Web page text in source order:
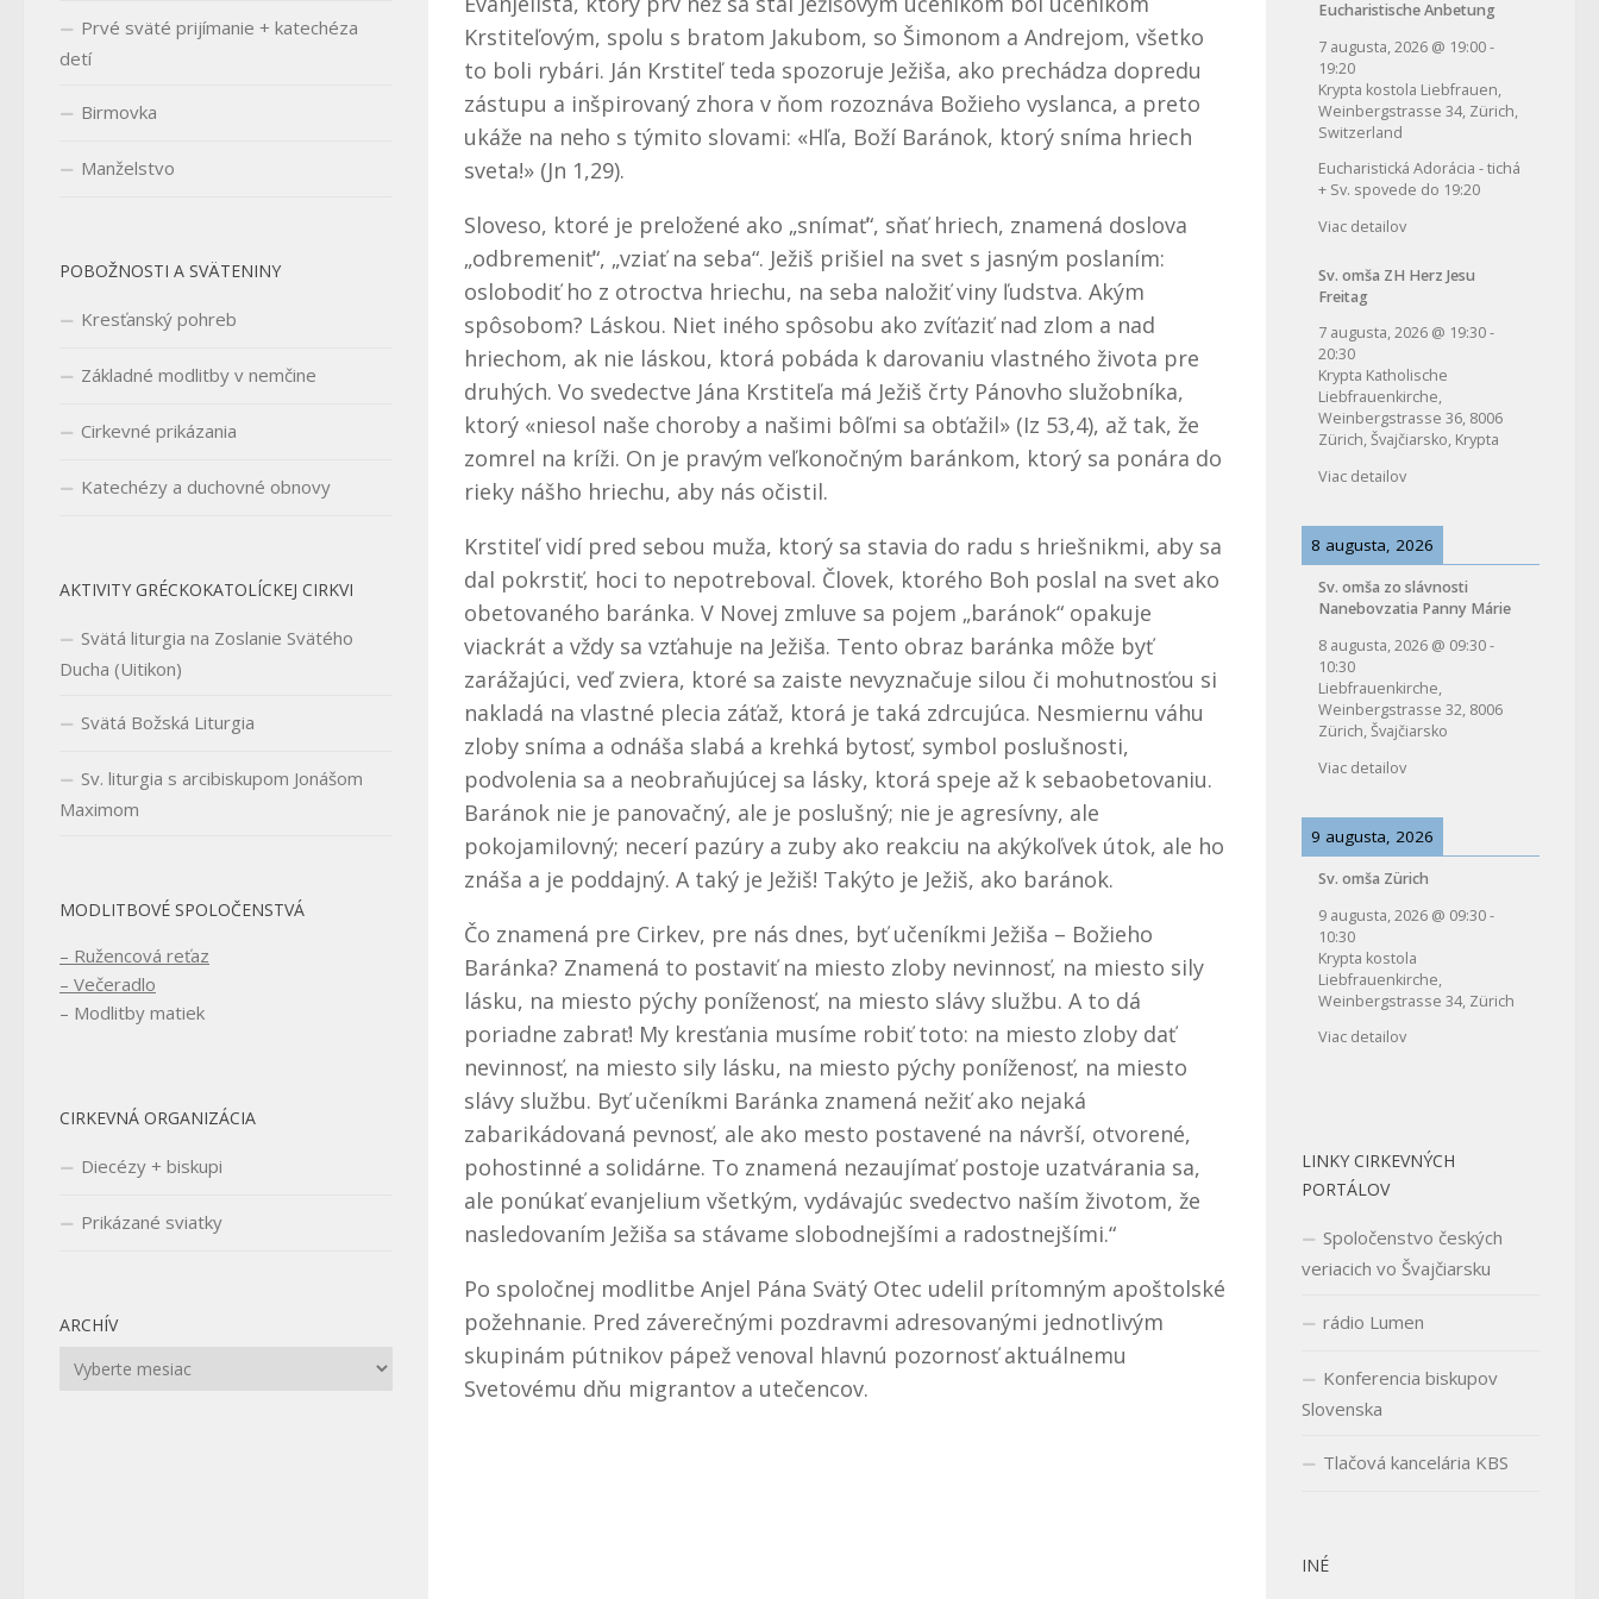
Krstiteľovým, spolu s bratom Jakubom, so Šimonom a Andrejom, všetko
to boli rybári. Ján Krstiteľ teda spozoruje Ježiša, ako prechádza dopredu
zástupu a inšpirovaný zhora v ňom rozoznáva Božieho vyslanca, a preto
ukáže na neho s týmito slovami: «Hľa, Boží Baránok, ktorý sníma hriech
sveta!» (Jn 1,29).
Sloveso, ktoré je preložené ako „snímať“, sňať hriech, znamená doslova
„odbremeniť“, „vziať na seba“. Ježiš prišiel na svet s jasným poslaním:
oslobodiť ho z otroctva hriechu, na seba naložiť viny ľudstva. Akým
spôsobom? Láskou. Niet iného spôsobu ako zvíťaziť nad zlom a nad
hriechom, ak nie láskou, ktorá pobáda k darovaniu vlastného života pre
druhých. Vo svedectve Jána Krstiteľa má Ježiš črty Pánovho služobníka,
ktorý «niesol naše choroby a našimi bôľmi sa obťažil» (Iz 53,4), až tak, že
zomrel na kríži. On je pravým veľkonočným baránkom, ktorý sa ponára do
rieky nášho hriechu, aby nás očistil.
Krstiteľ vidí pred sebou muža, ktorý sa stavia do radu s hriešnikmi, aby sa
dal pokrstiť, hoci to nepotreboval. Človek, ktorého Boh poslal na svet ako
obetovaného baránka. V Novej zmluve sa pojem „baránok“ opakuje
viackrát a vždy sa vzťahuje na Ježiša. Tento obraz baránka môže byť
zarážajúci, veď zviera, ktoré sa zaiste nevyznačuje silou či mohutnosťou si
nakladá na vlastné plecia záťaž, ktorá je taká zdrcujúca. Nesmiernu váhu
zloby sníma a odnáša slabá a krehká bytosť, symbol poslušnosti,
podvolenia sa a neobraňujúcej sa lásky, ktorá speje až k sebaobetovaniu.
Baránok nie je panovačný, ale je poslušný; nie je agresívny, ale
pokojamilovný; necerí pazúry a zuby ako reakciu na akýkoľvek útok, ale ho
znáša a je poddajný. A taký je Ježiš! Takýto je Ježiš, ako baránok.
Čo znamená pre Cirkev, pre nás dnes, byť učeníkmi Ježiša – Božieho
Baránka? Znamená to postaviť na miesto zloby nevinnosť, na miesto sily
lásku, na miesto pýchy poníženosť, na miesto slávy službu. A to dá
poriadne zabrať! My kresťania musíme robiť toto: na miesto zloby dať
nevinnosť, na miesto sily lásku, na miesto pýchy poníženosť, na miesto
slávy službu. Byť učeníkmi Baránka znamená nežiť ako nejaká
zabarikádovaná pevnosť, ale ako mesto postavené na návrší, otvorené,
pohostinné a solidárne. To znamená nezaujímať postoje uzatvárania sa,
ale ponúkať evanjelium všetkým, vydávajúc svedectvo naším životom, že
nasledovaním Ježiša sa stávame slobodnejšími a radostnejšími.“
Po spoločnej modlitbe Anjel Pána Svätý Otec udelil prítomným apoštolské
požehnanie. Pred záverečnými pozdravmi adresovanými jednotlivým
skupinám pútnikov pápež venoval hlavnú pozornosť aktuálnemu
Svetovému dňu migrantov a utečencov.
Prvé sväté prijímanie + katechéza
detí
Birmovka
Manželstvo
POBOŽNOSTI A SVÄTENINY
Kresťanský pohreb
Základné modlitby v nemčine
Cirkevné prikázania
Katechézy a duchovné obnovy
AKTIVITY GRÉCKOKATOLÍCKEJ CIRKVI
Svätá liturgia na Zoslanie Svätého
Ducha (Uitikon)
Svätá Božská Liturgia
Sv. liturgia s arcibiskupom Jonášom
Maximom
MODLITBOVÉ SPOLOČENSTVÁ
– Ružencová reťaz
– Večeradlo
– Modlitby matiek
CIRKEVNÁ ORGANIZÁCIA
Diecézy + biskupi
Prikázané sviatky
ARCHÍV
Archív
Eucharistische Anbetung
7 augusta, 2026 @ 19:00-
19:20
Krypta kostola Liebfrauen,
Weinbergstrasse 34, Zürich,
Switzerland
Eucharistická Adorácia - tichá
+ Sv. spovede do 19:20
Viac detailov
Sv. omša ZH Herz Jesu
Freitag
7 augusta, 2026 @ 19:30-
20:30
Krypta Katholische
Liebfrauenkirche,
Weinbergstrasse 36, 8006
Zürich, Švajčiarsko, Krypta
Viac detailov
8 augusta, 2026
Sv. omša zo slávnosti
Nanebovzatia Panny Márie
8 augusta, 2026 @ 09:30-
10:30
Liebfrauenkirche,
Weinbergstrasse 32, 8006
Zürich, Švajčiarsko
Viac detailov
9 augusta, 2026
Sv. omša Zürich
9 augusta, 2026 @ 09:30-
10:30
Krypta kostola
Liebfrauenkirche,
Weinbergstrasse 34, Zürich
Viac detailov
LINKY CIRKEVNÝCH
PORTÁLOV
Spoločenstvo českých
veriacich vo Švajčiarsku
rádio Lumen
Konferencia biskupov
Slovenska
Tlačová kancelária KBS
INÉ